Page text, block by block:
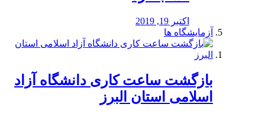
اکتبر 19, 2019
آزمایشگاه ها
بازگشت ساعت کاری دانشگاه آزاد
اسلامی استان البرز